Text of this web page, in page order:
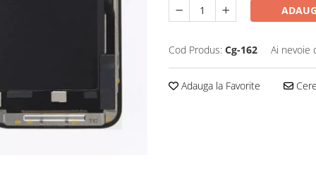
Cod Produs: Cg-162 Ai nevoie
Adauga la Favorite